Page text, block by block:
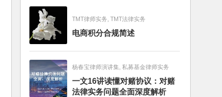
TMT律师实务, TMT法律实务
电商积分合规简述
杨春宝律师演讲集, 私募基金律师实务
一文16讲读懂对赌协议：对赌
法律实务问题全面深度解析